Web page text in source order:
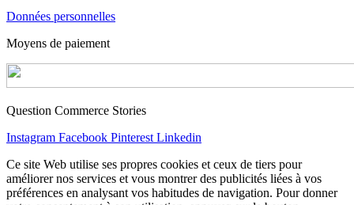
Données personnelles
Moyens de paiement
Question Commerce Stories
Instagram Facebook Pinterest Linkedin
Ce site Web utilise ses propres cookies et ceux de tiers pour
améliorer nos services et vous montrer des publicités liées à vos
préférences en analysant vos habitudes de navigation. Pour donner